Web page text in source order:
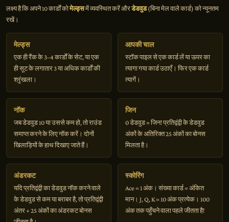
लक्ष्य है कि अपने 10 कार्डों कोमेल्ड्समें व्यवस्थित करें औरडेडवुड(बिना मेल वाले कार्ड) को न्यूनतम
रखें।
मेल्ड्स
एक ही रैंक के 3–4 कार्डों के सेट, या एक
ही सूट के लगातार 3 या अधिक कार्डों की
श्रृंखला।
आपकी चाल
स्टॉक पाइल से एक कार्ड लें या ऊपर का
त्यागा गया कार्ड उठाएँ। फिर एक कार्ड
त्यागें।
नॉक
जब डेडवुड 10 या उससे कम हो, तो राउंड
समाप्त करने के लिए नॉक करें। दोनों
खिलाड़ियों के हाथ दिखाए जाते हैं।
जिन
0 डेडवुड = जिन! प्रतिद्वंद्वी के डेडवुड
अंकों के अतिरिक्त 25 अंकों का बोनस
मिलता है।
अंडरकट
यदि प्रतिद्वंद्वी का डेडवुड नॉक करने वाले
के डेडवुड से कम या बराबर है, तो प्रतिद्वंद्वी
अंतर + 25 अंकों का अंडरकट बोनस
स्कोरिंग
Ace = 1 अंक। संख्या कार्ड = अंकित
मान। J, Q, K = 10 अंक प्रत्येक। 100
अंक तक पहुँचने वाला पहले जीतता है!